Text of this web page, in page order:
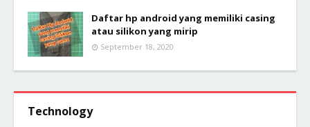
Daftar hp android yang memiliki casing
atau silikon yang mirip
September 18, 2020
Technology